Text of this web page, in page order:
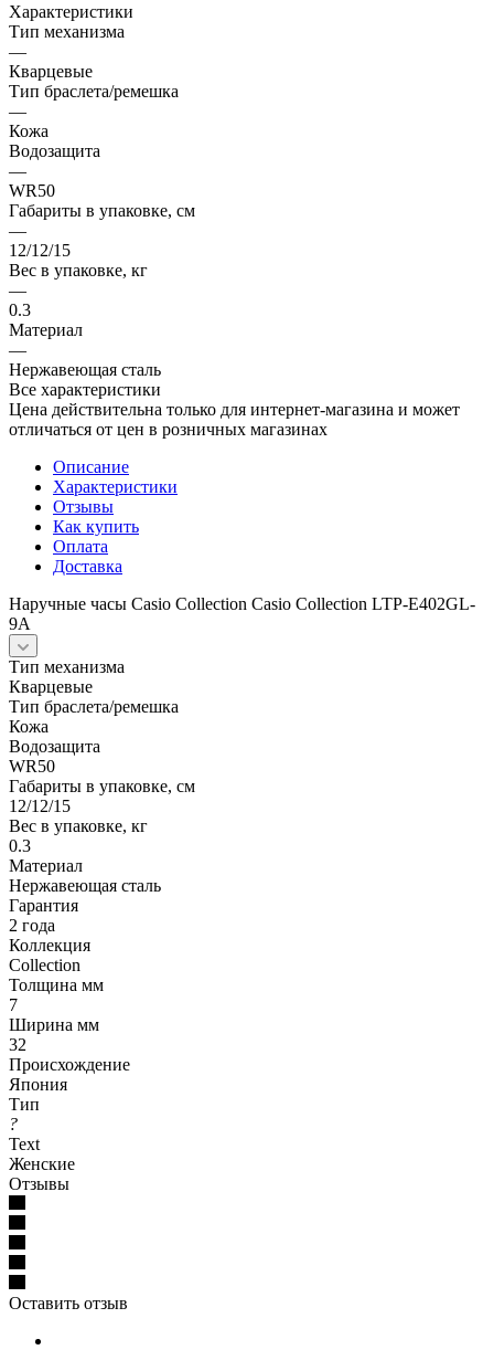
Характеристики
Тип механизма
—
Кварцевые
Тип браслета/ремешка
—
Кожа
Водозащита
—
WR50
Габариты в упаковке, см
—
12/12/15
Вес в упаковке, кг
—
0.3
Материал
—
Нержавеющая сталь
Все характеристики
Цена действительна только для интернет-магазина и может
отличаться от цен в розничных магазинах
Описание
Характеристики
Отзывы
Как купить
Оплата
Доставка
Наручные часы Casio Collection Casio Collection LTP-E402GL-
9A
Тип механизма
Кварцевые
Тип браслета/ремешка
Кожа
Водозащита
WR50
Габариты в упаковке, см
12/12/15
Вес в упаковке, кг
0.3
Материал
Нержавеющая сталь
Гарантия
2 года
Коллекция
Collection
Толщина мм
7
Ширина мм
32
Происхождение
Япония
Тип
?
Text
Женские
Отзывы
Оставить отзыв